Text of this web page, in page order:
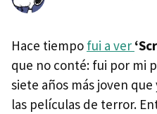
Hace tiempo fui a ver
que no conté: fui por mi
siete años más joven
las películas de terror.